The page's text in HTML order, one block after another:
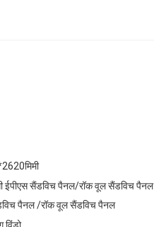
ईपीएस सैंडविच पैनल/रॉक वूल सैंडविच पैनल
पैनल /रॉक वूल सैंडविच पैनल